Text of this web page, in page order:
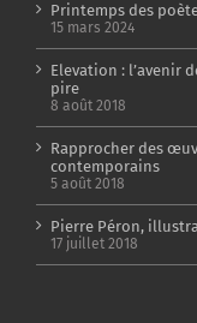
Printemps des
15 mars 2024
Elevation : l’avenir
pire
8 août 2018
Rapprocher des
contemporains
5 août 2018
Pierre Péron,
17 juillet 2018